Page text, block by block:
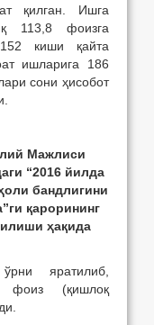
қилган. Ишга
113,8 фоизга
киши қайта
ишларига 186
сони ҳисобот
Мажлиси
“2016 йилда
бандлигини
қарорининг
ҳақида
яратилиб,
фоиз (қишлоқ